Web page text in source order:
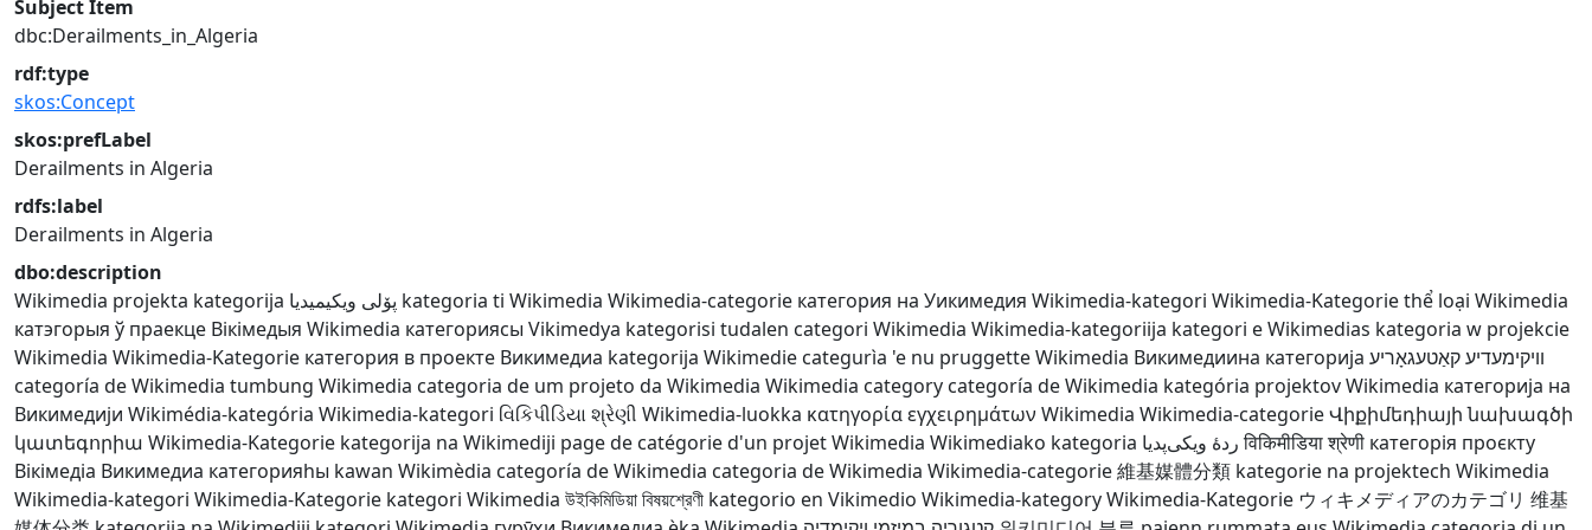
Subject Item
dbc:Derailments_in_Algeria
rdf:type
skos:Concept
skos:prefLabel
Derailments in Algeria
rdfs:label
Derailments in Algeria
dbo:description
Wikimedia projekta kategorija پۆلی ویکیمیدیا kategoria ti Wikimedia Wikimedia-categorie категория на Уикимедия Wikimedia-kategori Wikimedia-Kategoriethể loại Wikimedia
катэгорыя ў праекце Вікімедыя Wikimedia категориясы Vikimedya kategorisi tudalen categori Wikimedia Wikimedia-kategoriija kategori e Wikimedias kategoria w projekcie
Wikimedia Wikimedia-Kategorie категория в проекте Викимедиа kategorija Wikimedie categurìa 'e nu pruggette Wikimedia Викимедиина категорија וויקימעדיע קאַטעגאָריע
categoría de Wikimedia tumbung Wikimedia categoria de um projeto da Wikimedia Wikimedia category categoría de Wikimedia kategória projektov Wikimedia категорија на
Викимедији Wikimédia-kategória Wikimedia-kategori વિકિપીડિયા શ્રેણી Wikimedia-luokka κατηγορία εγχειρημάτων Wikimedia Wikimedia-categorieՎիքիմեդիայի նախագծի
կատեգորիա Wikimedia-Kategorie kategorija na Wikimediji page de catégorie d'un projet Wikimedia Wikimediako kategoria ردهٔ ویکی‌پدیا विकिमीडिया श्रेणी категорія проєкту
Вікімедіа Викимедиа категорияһы kawan Wikimèdia categoría de Wikimedia categoria de Wikimedia Wikimedia-categorie維基媒體分類 kategorie na projektech Wikimedia
Wikimedia-kategori Wikimedia-Kategorie kategori Wikimedia উইকিমিডিয়া বিষয়শ্রেণী kategorio en Vikimedio Wikimedia-kategoryWikimedia-Kategorie ウィキメディアのカテゴリ 维基